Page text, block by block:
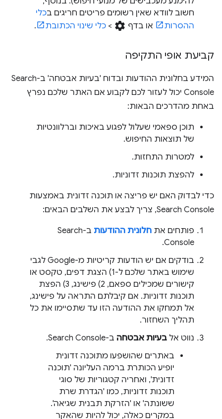
חשוב לוודא שאין רשומים פריטים חריגים בכלי
ההסרות
או בדף settings
> כלי שינוי הכתובת .
קביעת אופי התקיפה
המידע בחלונית ההודעות ובדוח 'בעיות אבטחה' ב-Search
Console יכול לעזור לכם לקבוע אם האתר שלכם נפרץ
באחת מהדרכים הבאות:
תוכן ספאמי שעלול לפגוע באיכות וברלוונטיות
של תוצאות החיפוש.
למטרות התחזות.
להפצת תוכנות זדוניות.
כדי לבדוק האם יש פריצה או תוכנה זדונית באמצעות
Search Console, צריך לבצע את השלבים הבאים:
פותחים את חלונית ההודעות
ב-Search
Console.
בודקים אם יש הודעות קריטיות מ-Google לגבי
שימוש באתר שלכם ל-1) הצגת דפים, טקסט או
קישורים שמכילים ספאם, 2) פישינג, 3) הפצת
תוכנות זדוניות. אם קיבלתם התראה על פישינג,
אל תמחקו את ההודעה הזו עד שתסיימו את כל
תהליך השחזור.
נווט אל בעיות אבטחה ב-Search Console.
באתרים שהושפעו מתוכנה זדונית
יופיע הכותרת ברמה העליונה 'תוכנה
זדונית', ואחריה קטגוריות של סוגי
תוכנות זדוניות, כמו 'הגדרת שרת
ששונתה' או 'הזרקת תבנית שגיאה'.
במקרים כאלה, יכול להיות שהאקר